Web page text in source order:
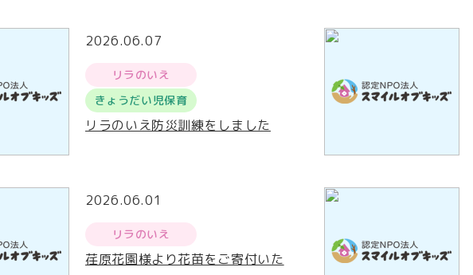
2026.06.07
リラのいえ
きょうだい児保育
リラのいえ防災訓練をしました
2026.06.01
リラのいえ
荏原花園様より花苗をご寄付いた